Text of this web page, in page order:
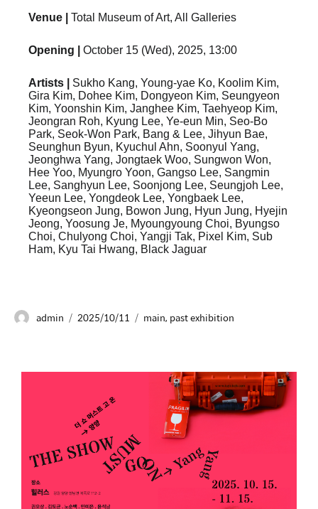
Venue | Total Museum of Art, All Galleries
Opening | October 15 (Wed), 2025, 13:00
Artists |
Sukho Kang, Young-yae Ko, Koolim Kim,
Gira Kim, Dohee Kim, Dongyeon Kim, Seungyeon
Kim, Yoonshin Kim, Janghee Kim, Taehyeop Kim,
Jeongran Roh, Kyung Lee, Ye-eun Min, Seo-Bo
Park, Seok-Won Park, Bang & Lee, Jihyun Bae,
Seunghun Byun, Kyuchul Ahn, Soonyul Yang,
Jeonghwa Yang, Jongtaek Woo, Sungwon Won,
Hee Yoo, Myungro Yoon, Gangso Lee, Sangmin
Lee, Sanghyun Lee, Soonjong Lee, Seungjoh Lee,
Yeeun Lee, Yongdeok Lee, Yongbaek Lee,
Kyeongseon Jung, Bowon Jung, Hyun Jung, Hyejin
Jeong, Yoosung Je, Myoungyoung Choi, Byungso
Choi, Chulyong Choi, Yangji Tak, Pixel Kim, Sub
Ham, Kyu Tai Hwang, Black Jaguar
admin 2025/10/11 main, past exhibition